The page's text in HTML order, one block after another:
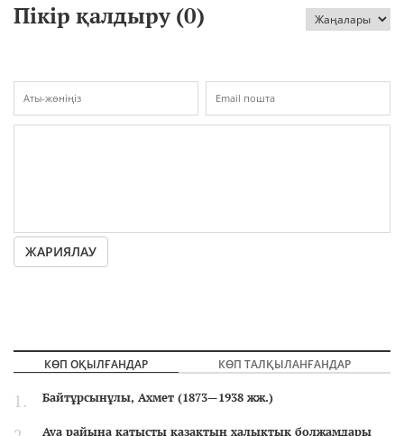
Пікір қалдыру (0)
ЖАРИЯЛАУ
КӨП ОҚЫЛҒАНДАР КӨП ТАЛҚЫЛАНҒАНДАР
Байтұрсынұлы, Ахмет (1873—1938 жж.)
Ауа райына қатысты қазақтың халықтық болжамдары